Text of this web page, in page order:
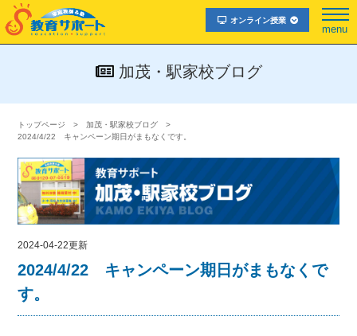
オンライン授業
menu
加茂・駅家校ブログ
トップページ
加茂・駅家校ブログ
2024/4/22 キャンペーン期日がまもなくです。
2024-04-22更新
2024/4/22 キャンペーン期日がまもなくで
す。